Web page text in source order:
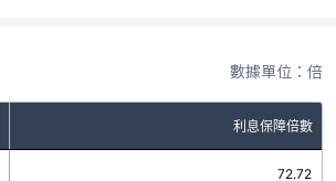
數據單位：倍
利息保障倍數
72.72